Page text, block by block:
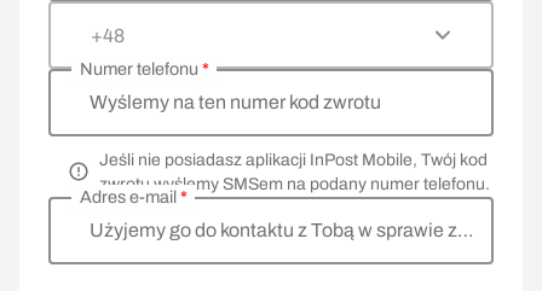
+48
Wyślemy na ten numer kod zwrotu
Numer telefonu *
Jeśli nie posiadasz aplikacji InPost Mobile, Twój kod
zwrotu wyślemy SMSem na podany numer telefonu.
Użyjemy go do kontaktu z Tobą w sprawie zwrotu
Adres e-mail *